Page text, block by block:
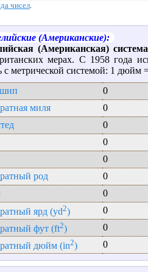
чисел
(Американские):
(Американская)
мерах. С 1958 года
с метрической системой: 1 дюйм
0
миля
0
0
0
0
род
0
0
ярд (yd2)
0
фут (ft2)
0
дюйм (in2) 0